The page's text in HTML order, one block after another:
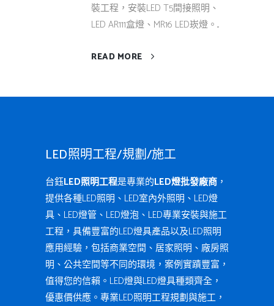
裝工程，安裝LED T5間接照明、
LED AR111盒燈、MR16 LED崁燈。...
READ MORE
LED照明工程/規劃/施工
台鈺LED照明工程是專業的LED燈批發廠商 ，
提供各種LED照明、LED室內外照明、LED燈
具、LED燈管、LED燈泡、LED專業安裝與施工
工程，具備豐富的LED燈具產品以及LED照明
應用經驗，包括商業空間、居家照明、廠房照
明、公共空間等不同的環境，案例實蹟豐富，
值得您的信賴。LED燈與LED燈具種類齊全，
優惠價供應。專業LED照明工程規劃與施工，